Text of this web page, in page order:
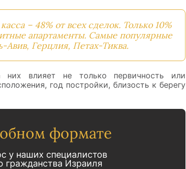
– 48% от всех сделок. Только 10%
апартаменты. Самые популярные
Авив, Герцлия, Петах-Тиква.
влияет не только первичность или
год постройки, близость к берегу
формате
у наших специалистов
гражданства Израиля